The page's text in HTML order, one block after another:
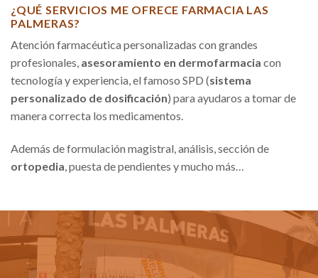
¿QUÉ SERVICIOS ME OFRECE FARMACIA LAS
PALMERAS?
Atención farmacéutica personalizadas con grandes
profesionales, asesoramiento en dermofarmacia con
tecnología y experiencia, el famoso SPD (sistema
personalizado de dosificación) para ayudaros a tomar de
manera correcta los medicamentos.
Además de formulación magistral, análisis, sección de
ortopedia , puesta de pendientes y mucho más…